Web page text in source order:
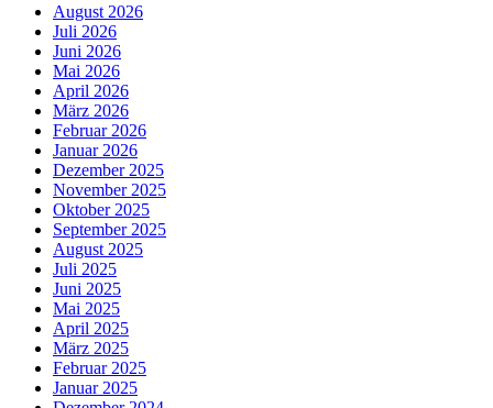
August 2026
Juli 2026
Juni 2026
Mai 2026
April 2026
März 2026
Februar 2026
Januar 2026
Dezember 2025
November 2025
Oktober 2025
September 2025
August 2025
Juli 2025
Juni 2025
Mai 2025
April 2025
März 2025
Februar 2025
Januar 2025